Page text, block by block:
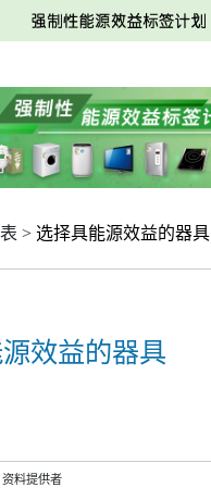
> 选择具能源效益的器具
效益的器具
资料提供者